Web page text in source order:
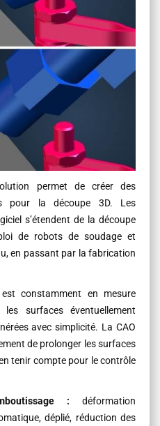
permet de créer des
pour la découpe 3D. Les
s’étendent de la découpe
de robots de soudage et
en passant par la fabrication
constamment en mesure
surfaces éventuellement
avec sim­plicité. La CAO
de prolonger les surfaces
tenir compte pour le contrôle
: déformation
déplié, réduction des